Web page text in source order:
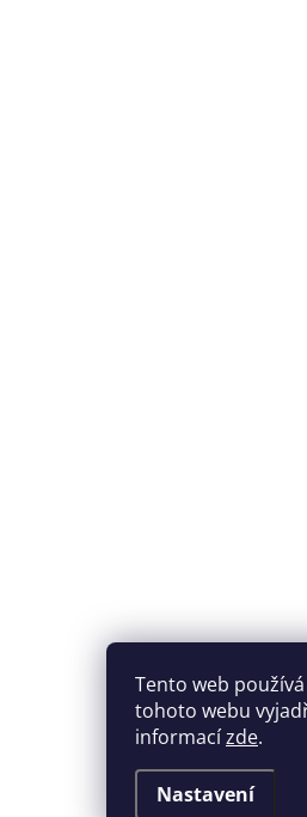
Tento web
tohoto webu
informacízde.
Nastavení